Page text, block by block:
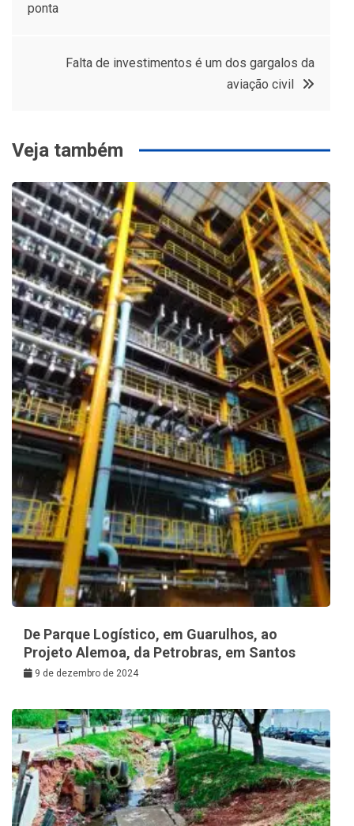
de
ponta
Falta de investimentos é um dos gargalos da
aviação civil
Veja também
De Parque Logístico, em Guarulhos, ao
Projeto Alemoa, da Petrobras, em Santos
9 de dezembro de 2024